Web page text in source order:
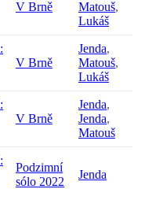
V Brně Matouš,
Lukáš
V Brně
Jenda,
Matouš,
Lukáš
V Brně
Jenda,
Jenda,
Matouš
Podzimní
sólo 2022
Jenda